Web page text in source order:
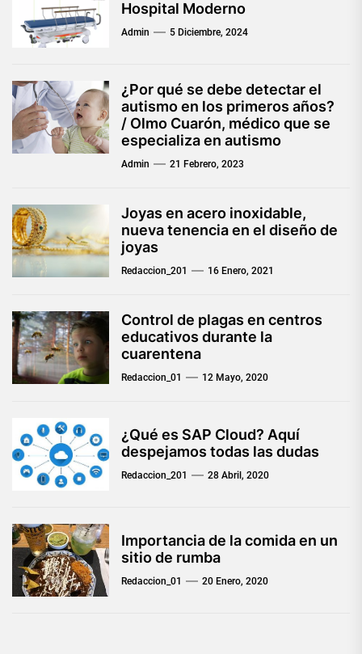
Hospital Moderno
Admin 5 Diciembre, 2024
¿Por qué se debe detectar el
autismo en los primeros años?
/ Olmo Cuarón, médico que se
especializa en autismo
Admin 21 Febrero, 2023
Joyas en acero inoxidable,
nueva tenencia en el diseño de
joyas
Redaccion_201 16 Enero, 2021
Control de plagas en centros
educativos durante la
cuarentena
Redaccion_01 12 Mayo, 2020
¿Qué es SAP Cloud? Aquí
despejamos todas las dudas
Redaccion_201 28 Abril, 2020
Importancia de la comida en un
sitio de rumba
Redaccion_01 20 Enero, 2020